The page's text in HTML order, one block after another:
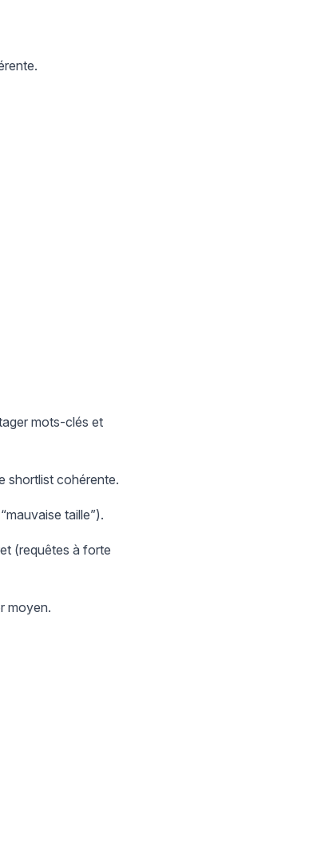
mots-clés et
shortlist cohérente.
taille”).
(requêtes à forte
moyen.